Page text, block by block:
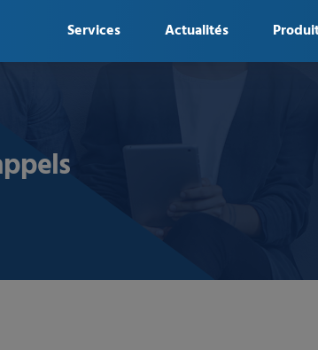
Services Actualités